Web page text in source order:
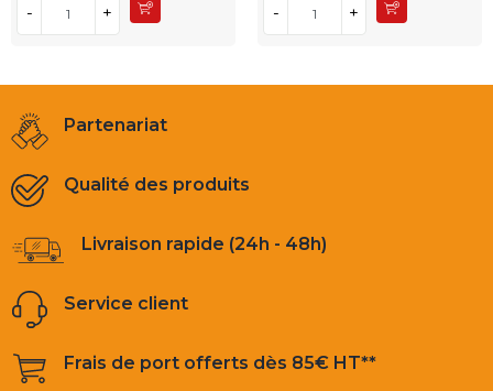
- + - +
Partenariat
Qualité des produits
Livraison rapide (24h - 48h)
Service client
Frais de port offerts dès 85€ HT**